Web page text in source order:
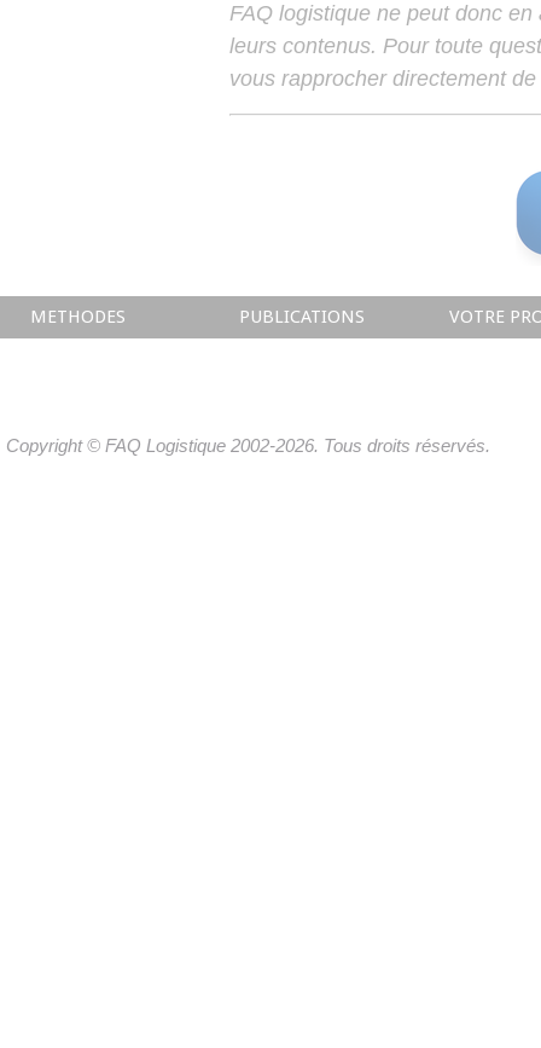
FAQ logistique ne peut donc
leurs contenus. Pour toute
vous rapprocher directement
METHODES PUBLICATIONS VOTRE
Copyright © FAQ Logistique 2002-2026. Tous droits réservés.